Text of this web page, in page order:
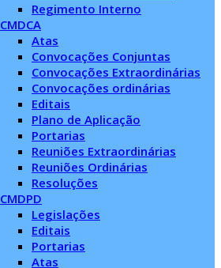
Regimento Interno
CMDCA
Atas
Convocações Conjuntas
Convocações Extraordinárias
Convocações ordinárias
Editais
Plano de Aplicação
Portarias
Reuniões Extraordinárias
Reuniões Ordinárias
Resoluções
CMDPD
Legislações
Editais
Portarias
Atas